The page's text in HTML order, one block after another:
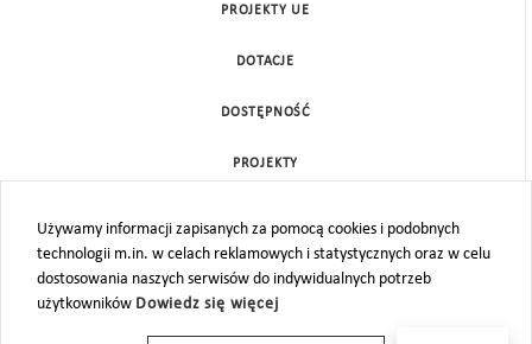
Używamy informacji zapisanych za pomocą cookies i podobnych
technologii m.in. w celach reklamowych i statystycznych oraz w celu
dostosowania naszych serwisów do indywidualnych potrzeb
użytkowników Dowiedz się więcej
PROJEKTY UE
DOTACJE
DOSTĘPNOŚĆ
PROJEKTY
MAPA STRONY